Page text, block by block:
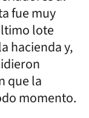
fue muy
lote
hacienda y,
que la
momento.